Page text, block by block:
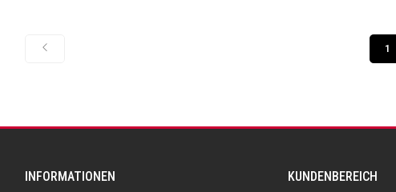
1
INFORMATIONEN KUNDENBEREICH